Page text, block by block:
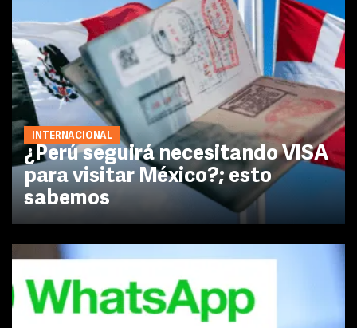
INTERNACIONAL
¿Perú seguirá necesitando VISA
para visitar México?; esto
sabemos